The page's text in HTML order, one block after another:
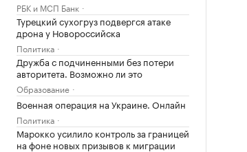
РБК и МСП Банк
Турецкий сухогруз подвергся атаке
дрона у Новороссийска
Политика
Дружба с подчиненными без потери
авторитета. Возможно ли это
Образование
Военная операция на Украине. Онлайн
Политика
Марокко усилило контроль за границей
на фоне новых призывов к миграции